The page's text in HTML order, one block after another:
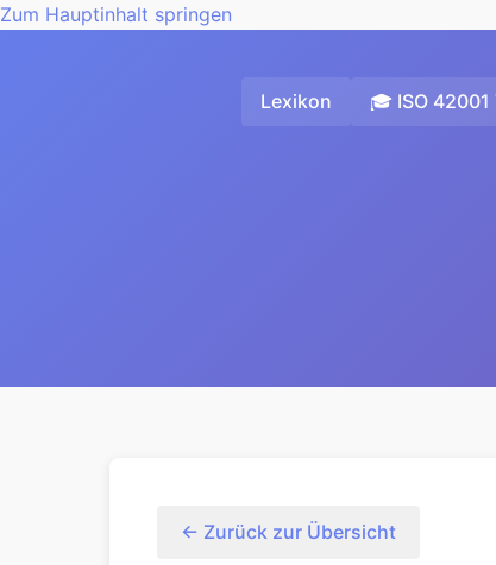
Zum Hauptinhalt springen
Lexikon 🎓 ISO
← Zurück zur Übersicht